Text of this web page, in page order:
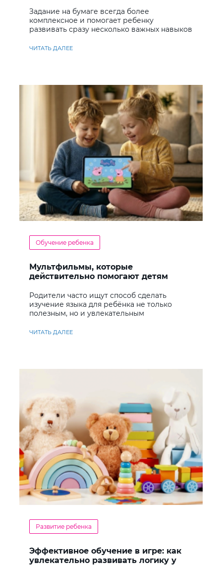
Задание на бумаге всегда более
комплексное и помогает ребенку
развивать сразу несколько важных навыков
ЧИТАТЬ ДАЛЕЕ
Обучение ребенка
Мультфильмы, которые
действительно помогают детям
Родители часто ищут способ сделать
изучение языка для ребёнка не только
полезным, но и увлекательным
ЧИТАТЬ ДАЛЕЕ
Развитие ребенка
Эффективное обучение в игре: как
увлекательно развивать логику у